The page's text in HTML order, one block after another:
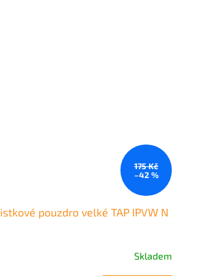
175 Kč
–42 %
pouzdro velké TAP IPVW N
Skladem